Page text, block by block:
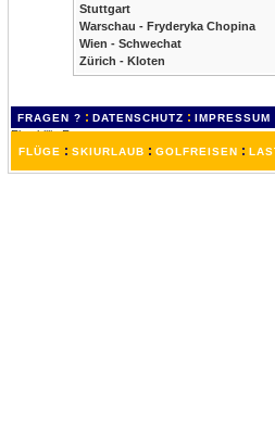
Stuttgart
Warschau - Fryderyka Chopina
Wien - Schwechat
Zürich - Kloten
FRAGEN ? : DATENSCHUTZ : IMPRESSUM
FLÜGE : SKIURLAUB : GOLFREISEN :